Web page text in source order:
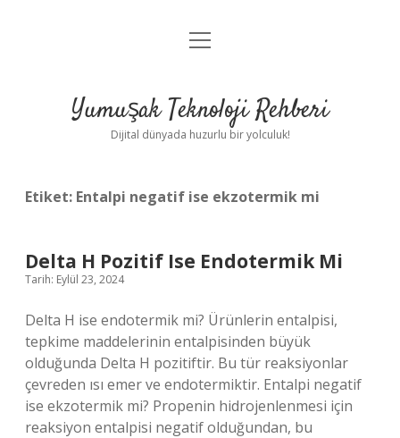
Anasayfa
Yasal Uyarı
menüyü
Yumuşak Teknoloji Rehberi
Dijital dünyada huzurlu bir yolculuk!
Etiket: Entalpi negatif ise ekzotermik mi
Delta H Pozitif Ise Endotermik Mi
Tarih: Eylül 23, 2024
Delta H ise endotermik mi? Ürünlerin entalpisi,
tepkime maddelerinin entalpisinden büyük
olduğunda Delta H pozitiftir. Bu tür reaksiyonlar
çevreden ısı emer ve endotermiktir. Entalpi negatif
ise ekzotermik mi? Propenin hidrojenlenmesi için
reaksiyon entalpisi negatif olduğundan, bu